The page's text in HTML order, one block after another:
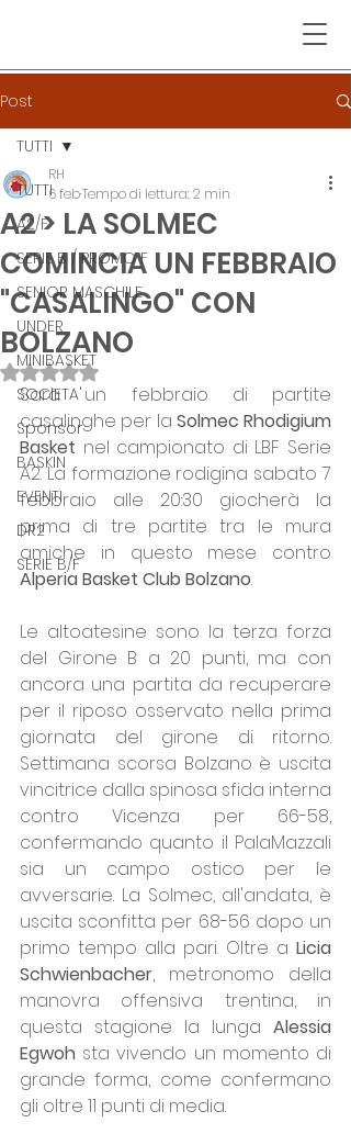
Post
TUTTI
A2/F
SERIE B / PROMO F
SENIOR MASCHILE
UNDER
MINIBASKET
SOCIETA'
Sponsor
BASKIN
EVENTI
DR2
SERIE B/F
TUTTI
A2 > LA SOLMEC
COMINCIA UN FEBBRAIO
"CASALINGO" CON
BOLZANO
RH
6 febTempo di lettura: 2 min
Valutazione NaN stelle su 5.
Sarà un febbraio di partite
casalinghe per la Solmec Rhodigium
Basket nel campionato di LBF Serie
A2. La formazione rodigina sabato 7
febbraio alle 20:30 giocherà la
prima di tre partite tra le mura
Alperia Basket Club Bolzano.
Le altoatesine sono la terza forza
del Girone B a 20 punti, ma con
ancora una partita da recuperare
per il riposo osservato nella prima
giornata del girone di ritorno.
Settimana scorsa Bolzano è uscita
vincitrice dalla spinosa sfida interna
contro Vicenza per 66-58,
confermando quanto il PalaMazzali
sia un campo ostico per le
avversarie. La Solmec, all'andata, è
uscita sconfitta per 68-56 dopo un
primo tempo alla pari. Oltre a Licia
Schwienbacher, metronomo della
manovra offensiva trentina, in
questa stagione la lunga Alessia
Egwoh sta vivendo un momento di
grande forma, come confermano
gli oltre 11 punti di media.